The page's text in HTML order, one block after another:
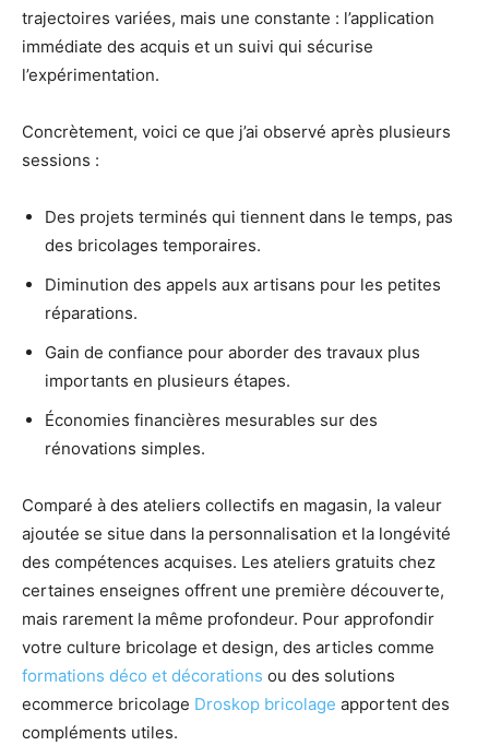
trajectoires variées, mais une constante : l’application
immédiate des acquis et un suivi qui sécurise
l’expérimentation.
Concrètement, voici ce que j’ai observé après plusieurs
sessions :
Des projets terminés qui tiennent dans le temps, pas
des bricolages temporaires.
Diminution des appels aux artisans pour les petites
réparations.
Gain de confiance pour aborder des travaux plus
importants en plusieurs étapes.
Économies financières mesurables sur des
rénovations simples.
Comparé à des ateliers collectifs en magasin, la valeur
ajoutée se situe dans la personnalisation et la longévité
des compétences acquises. Les ateliers gratuits chez
certaines enseignes offrent une première découverte,
mais rarement la même profondeur. Pour approfondir
votre culture bricolage et design, des articles comme
formations déco et décorations ou des solutions
ecommerce bricolage Droskop bricolage apportent des
compléments utiles.